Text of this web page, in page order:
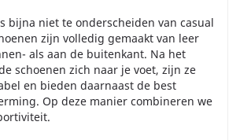
bijna niet te onderscheiden van casual
zijn volledig gemaakt van leer
als aan de buitenkant. Na het
schoenen zich naar je voet, zijn ze
en bieden daarnaast de best
Op deze manier combineren we